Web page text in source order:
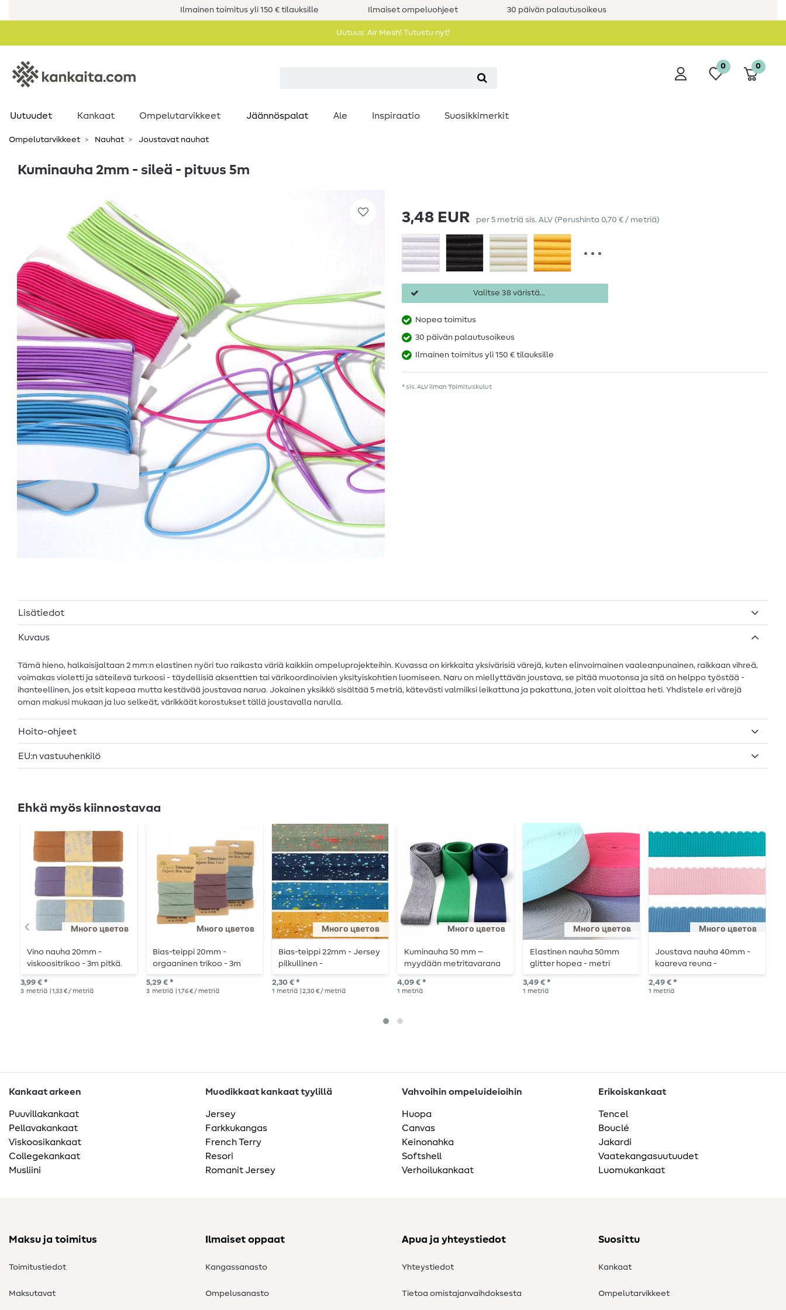
Ilmainen toimitus yli 150 € tilauksille Ilmaiset ompeluohjeet 30 päivän palautusoikeus
Uutuus: Air Mesh! Tutustu nyt!
0 0
Uutuudet Kankaat Ompelutarvikkeet Jäännöspalat Ale Inspiraatio Suosikkimerkit
Ompelutarvikkeet Nauhat Joustavat nauhat
Kuminauha 2mm - sileä - pituus 5m
3,48 EUR per 5 metriä sis. ALV (Perushinta 0,70 € / metriä)
Valitse 38 väristä...
Nopea toimitus
30 päivän palautusoikeus
Ilmainen toimitus yli 150 € tilauksille
* sis. ALV ilman Toimituskulut
Lisätiedot
Kuvaus
Tämä hieno, halkaisijaltaan 2 mm:n elastinen nyöri tuo raikasta väriä kaikkiin ompeluprojekteihin. Kuvassa on kirkkaita yksivärisiä värejä, kuten elinvoimainen vaaleanpunainen, raikkaan vihreä,
voimakas violetti ja säteilevä turkoosi - täydellisiä aksenttien tai värikoordinoivien yksityiskohtien luomiseen. Naru on miellyttävän joustava, se pitää muotonsa ja sitä on helppo työstää -
ihanteellinen, jos etsit kapeaa mutta kestävää joustavaa narua. Jokainen yksikkö sisältää 5 metriä, kätevästi valmiiksi leikattuna ja pakattuna, joten voit aloittaa heti. Yhdistele eri värejä
oman makusi mukaan ja luo selkeät, värikkäät korostukset tällä joustavalla narulla.
Hoito-ohjeet
EU:n vastuuhenkilö
Ehkä myös kiinnostavaa
Много цветов
Vino nauha 20mm -
viskoositrikoo - 3m pitkä.
3,99 € *
3 metriä | 1,33 € / metriä
Много цветов
Bias-teippi 20mm -
orgaaninen trikoo - 3m
pitkä
5,29 € *
3 metriä | 1,76 € / metriä
Много цветов
Bias-teippi 22mm - Jersey
pilkullinen -
metritavarana.
2,30 € *
1 metriä | 2,30 € / metriä
Много цветов
Kuminauha 50 mm –
myydään metritavarana
4,09 € *
1 metriä
Много цветов
Elastinen nauha 50mm
glitter hopea - metri
kerrallaan
3,49 € *
1 metriä
Много цветов
Joustava nauha 40mm -
kaareva reuna -
metritavarana.
2,49 € *
1 metriä
Kankaat arkeen
Puuvillakankaat
Pellavakankaat
Viskoosikankaat
Collegekankaat
Musliini
Muodikkaat kankaat tyylillä
Jersey
Farkkukangas
French Terry
Resori
Romanit Jersey
Vahvoihin ompeluideioihin
Huopa
Canvas
Keinonahka
Softshell
Verhoilukankaat
Erikoiskankaat
Tencel
Bouclé
Jakardi
Vaatekangasuutuudet
Luomukankaat
Maksu ja toimitus
Toimitustiedot
Maksutavat
Ilmaiset oppaat
Kangassanasto
Ompelusanasto
Apua ja yhteystiedot
Yhteystiedot
Tietoa omistajanvaihdoksesta
Suosittu
Kankaat
Ompelutarvikkeet